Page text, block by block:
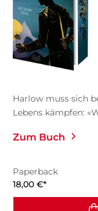
Harlow muss sich
Lebens kämpfen:
Zum Buch
Paperback
18,00 €*